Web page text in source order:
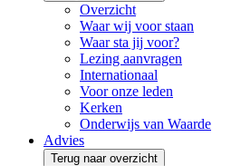
Overzicht
Waar wij voor staan
Waar sta jij voor?
Lezing aanvragen
Internationaal
Voor onze leden
Kerken
Onderwijs van Waarde
Advies
Terug naar overzicht